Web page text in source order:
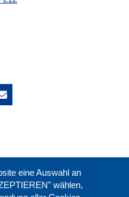
eine Auswahl an
wählen,